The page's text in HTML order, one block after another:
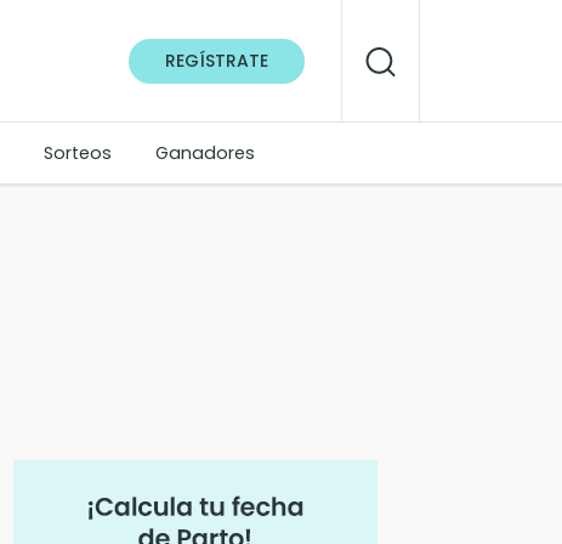
REGÍSTRATE
Sorteos Ganadores